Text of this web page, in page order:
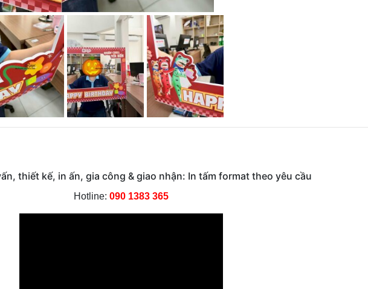
thiết kế, in ấn, gia công & giao nhận: In tấm format theo yêu cầu
Hotline: 090 1383 365